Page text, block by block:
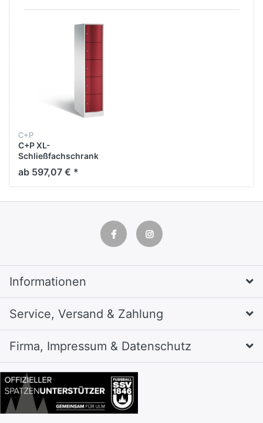
C+P
C+P XL-
Schließfachschrank
Resisto,
H1950xB396xT640mm
ab 597,07 € *
Informationen
Service, Versand & Zahlung
Firma, Impressum & Datenschutz